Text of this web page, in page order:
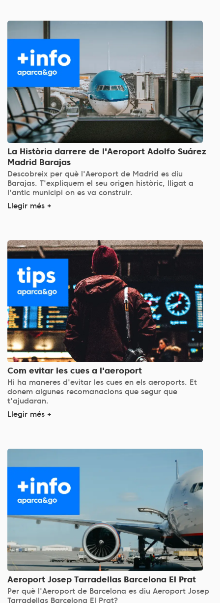
La Història darrere de l'Aeroport Adolfo Suárez
Madrid Barajas
Descobreix per què l'Aeroport de Madrid es diu
Barajas. T'expliquem el seu origen històric, lligat a
l'antic municipi on es va construir.
Llegir més +
Com evitar les cues a l'aeroport
Hi ha maneres d'evitar les cues en els aeroports. Et
donem algunes recomanacions que segur que
t'ajudaran.
Llegir més +
Aeroport Josep Tarradellas Barcelona El Prat
Per què l'Aeroport de Barcelona es diu Aeroport Josep
Tarradellas Barcelona El Prat?